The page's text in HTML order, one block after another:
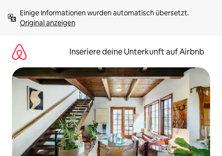
Inhalten
springenOriginal anzeigen
Inseriere deine Unterkunft auf Airbnb